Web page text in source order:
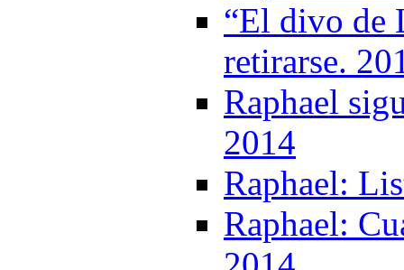
“El divo de
retirarse.
Raphael
2014
Raphael:
Raphael: